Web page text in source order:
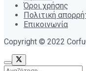
Όροι χρήσης
Πολιτική
Επικοινωνία
Copyright © 2022